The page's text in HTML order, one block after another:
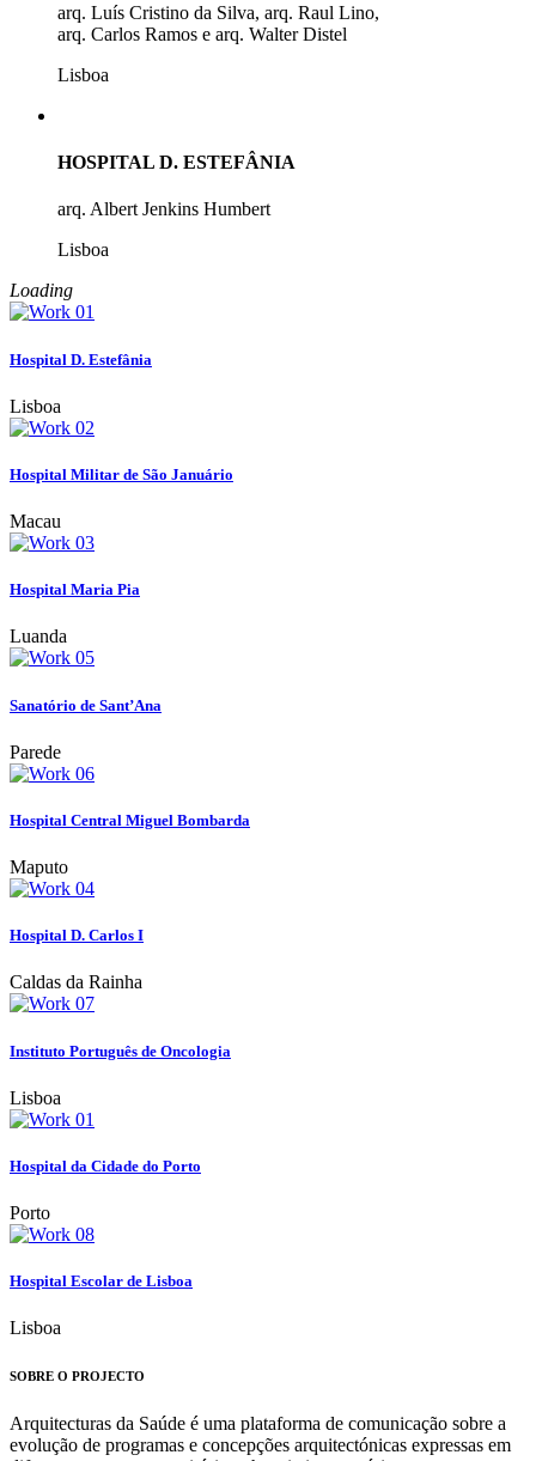
arq. Luís Cristino da Silva, arq. Raul Lino,
arq. Carlos Ramos e arq. Walter Distel
Lisboa
HOSPITAL D. ESTEFÂNIA
arq. Albert Jenkins Humbert
Lisboa
Loading
Hospital D. Estefânia
Lisboa
Hospital Militar de São Januário
Macau
Hospital Maria Pia
Luanda
Sanatório de Sant’Ana
Parede
Hospital Central Miguel Bombarda
Maputo
Hospital D. Carlos I
Caldas da Rainha
Instituto Português de Oncologia
Lisboa
Hospital da Cidade do Porto
Porto
Hospital Escolar de Lisboa
Lisboa
SOBRE O PROJECTO
Arquitecturas da Saúde é uma plataforma de comunicação sobre a
evolução de programas e concepções arquitectónicas expressas em